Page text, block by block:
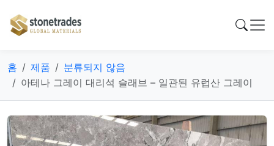
홈 제품
분류되지 않음
아테나 그레이 대리석 슬래브 – 일관된 유럽산 그레이